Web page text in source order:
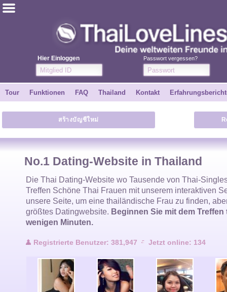
Hier Einloggen Passwort vergessen?
ไทย
Kostenlos anmelden
Erfahrungsberichte
Tour
Kontakt
Männer Online
Frauen Online
Tour Funktionen FAQ Thailand Kontakt
สร้างบัญชีใหม่
No.1 Dating-Website in Thailand
Die Thai Dating-Website wo Tausende von Thai-
Treffen Schöne Thai Frauen mit unserem interaktiven
unsere Seite, um eine thailändische Frau zu finden,
größtes Datingwebsite. Beginnen Sie mit dem
wenigen Minuten.
Registrierte Benutzer: 381,947 Jetzt online: 134